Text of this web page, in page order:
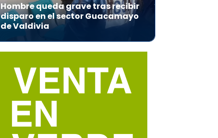
Hombre queda grave tras recibir
disparo en el sector Guacamayo
de Valdivia